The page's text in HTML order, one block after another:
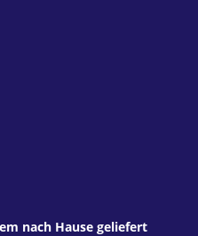
nach Hause geliefert